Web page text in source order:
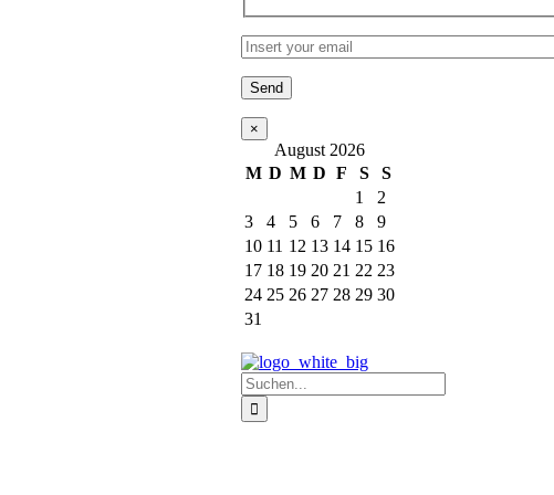
×
August 2026
M D M D F S
S
1
2
3
4 5 6 7 8
9
10 11 12 13 14 15 16
17 18 19 20 21 22 23
24 25 26 27 28 29 30
31
Suche
nach: